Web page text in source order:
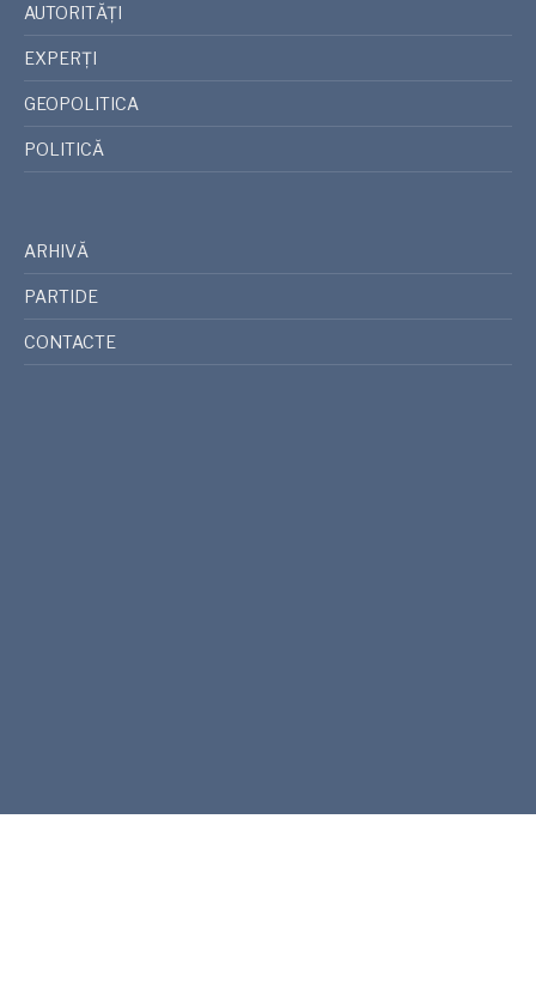
AUTORITĂȚI
EXPERȚI
GEOPOLITICA
POLITICĂ
ARHIVĂ
PARTIDE
CONTACTE